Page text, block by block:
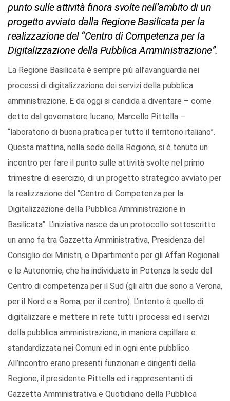
punto sulle attività finora svolte nell’ambito di un
progetto avviato dalla Regione Basilicata per la
realizzazione del “Centro di Competenza per la
Digitalizzazione della Pubblica Amministrazione”.
La Regione Basilicata è sempre più all’avanguardia nei
processi di digitalizzazione dei servizi della pubblica
amministrazione. E da oggi si candida a diventare – come
detto dal governatore lucano, Marcello Pittella –
“laboratorio di buona pratica per tutto il territorio italiano”.
Questa mattina, nella sede della Regione, si è tenuto un
incontro per fare il punto sulle attività svolte nel primo
trimestre di esercizio, di un progetto strategico avviato per
la realizzazione del “Centro di Competenza per la
Digitalizzazione della Pubblica Amministrazione in
Basilicata”. L’iniziativa nasce da un protocollo sottoscritto
un anno fa tra Gazzetta Amministrativa, Presidenza del
Consiglio dei Ministri, e Dipartimento per gli Affari Regionali
e le Autonomie, che ha individuato in Potenza la sede del
Centro di competenza per il Sud (gli altri due sono a Verona,
per il Nord e a Roma, per il centro). L’intento è quello di
digitalizzare e mettere in rete tutti i processi ed i servizi
della pubblica amministrazione, in maniera capillare e
standardizzata nei Comuni ed in ogni ente pubblico.
All’incontro erano presenti funzionari e dirigenti della
Regione, il presidente Pittella ed i rappresentanti di
Gazzetta Amministrativa e Quotidiano della Pubblica